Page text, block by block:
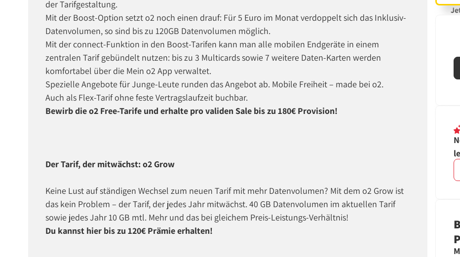
der Tarifgestaltung.
Mit der Boost-Option setzt o2 noch einen drauf: Für 5 Euro im Monat verdoppelt sich das Inklusiv-
Datenvolumen, so sind bis zu 120GB Datenvolumen möglich.
Mit der connect-Funktion in den Boost-Tarifen kann man alle mobilen Endgeräte in einem
zentralen Tarif gebündelt nutzen: bis zu 3 Multicards sowie 7 weitere Daten-Karten werden
komfortabel über die Mein o2 App verwaltet.
Spezielle Angebote für Junge-Leute runden das Angebot ab. Mobile Freiheit – made bei o2.
Auch als Flex-Tarif ohne feste Vertragslaufzeit buchbar.
Bewirb die o2 Free-Tarife und erhalte pro validen Sale bis zu 180€ Provision!
Der Tarif, der mitwächst: o2 Grow
Keine Lust auf ständigen Wechsel zum neuen Tarif mit mehr Datenvolumen? Mit dem o2 Grow ist
das kein Problem – der Tarif, der jedes Jahr mitwächst. 40 GB Datenvolumen im aktuellen Tarif
sowie jedes Jahr 10 GB mtl. Mehr und das bei gleichem Preis-Leistungs-Verhältnis!
Du kannst hier bis zu 120€ Prämie erhalten!